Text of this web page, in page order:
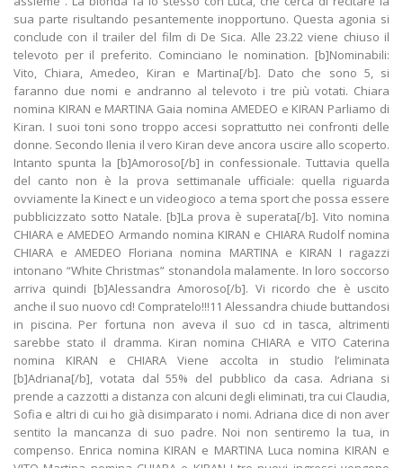
sua parte risultando pesantemente inopportuno. Questa agonia si
conclude con il trailer del film di De Sica. Alle 23.22 viene chiuso il
televoto per il preferito. Cominciano le nomination. [b]Nominabili:
Vito, Chiara, Amedeo, Kiran e Martina[/b]. Dato che sono 5, si
faranno due nomi e andranno al televoto i tre più votati. Chiara
nomina KIRAN e MARTINA Gaia nomina AMEDEO e KIRAN Parliamo di
Kiran. I suoi toni sono troppo accesi soprattutto nei confronti delle
donne. Secondo Ilenia il vero Kiran deve ancora uscire allo scoperto.
Intanto spunta la [b]Amoroso[/b] in confessionale. Tuttavia quella
del canto non è la prova settimanale ufficiale: quella riguarda
ovviamente la Kinect e un videogioco a tema sport che possa essere
pubblicizzato sotto Natale. [b]La prova è superata[/b]. Vito nomina
CHIARA e AMEDEO Armando nomina KIRAN e CHIARA Rudolf nomina
CHIARA e AMEDEO Floriana nomina MARTINA e KIRAN I ragazzi
intonano “White Christmas” stonandola malamente. In loro soccorso
arriva quindi [b]Alessandra Amoroso[/b]. Vi ricordo che è uscito
anche il suo nuovo cd! Compratelo!!!11 Alessandra chiude buttandosi
in piscina. Per fortuna non aveva il suo cd in tasca, altrimenti
sarebbe stato il dramma. Kiran nomina CHIARA e VITO Caterina
nomina KIRAN e CHIARA Viene accolta in studio l’eliminata
[b]Adriana[/b], votata dal 55% del pubblico da casa. Adriana si
prende a cazzotti a distanza con alcuni degli eliminati, tra cui Claudia,
Sofia e altri di cui ho già disimparato i nomi. Adriana dice di non aver
sentito la mancanza di suo padre. Noi non sentiremo la tua, in
compenso. Enrica nomina KIRAN e MARTINA Luca nomina KIRAN e